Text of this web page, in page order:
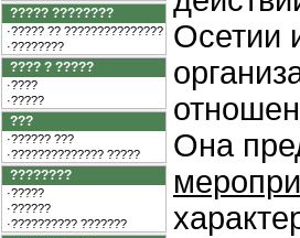
????? ????????
·????? ?? ???????????????
·????????
???? ? ?????
·????
·?????
???
·?????? ???
·?????????????? ?????
????????
·?????
·??????
·?????????? ???????
Осетии
Она